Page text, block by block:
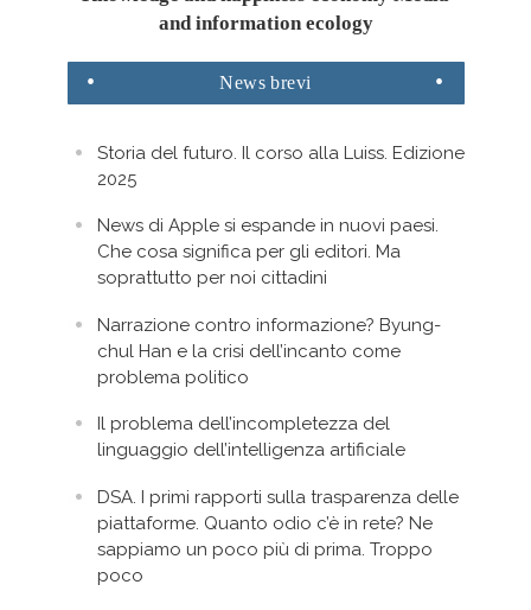
and information ecology
News brevi
Storia del futuro. Il corso alla Luiss. Edizione
2025
News di Apple si espande in nuovi paesi.
Che cosa significa per gli editori. Ma
soprattutto per noi cittadini
Narrazione contro informazione? Byung-
chul Han e la crisi dell’incanto come
problema politico
Il problema dell’incompletezza del
linguaggio dell’intelligenza artificiale
DSA. I primi rapporti sulla trasparenza delle
piattaforme. Quanto odio c’è in rete? Ne
sappiamo un poco più di prima. Troppo
poco